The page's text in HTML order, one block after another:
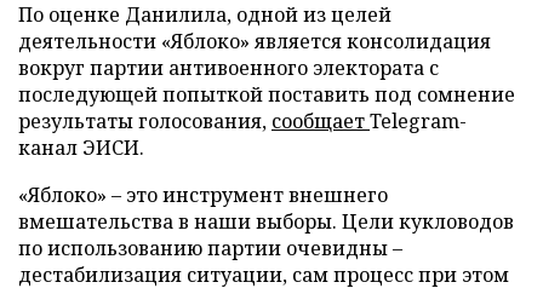
По оценке Данилила, одной из целей
деятельности «Яблоко» является консолидация
вокруг партии антивоенного электората с
последующей попыткой поставить под сомнение
результаты голосования, сообщаетTelegram-
канал ЭИСИ.
«Яблоко» – это инструмент внешнего
вмешательства в наши выборы. Цели кукловодов
по использованию партии очевидны –
дестабилизация ситуации, сам процесс при этом